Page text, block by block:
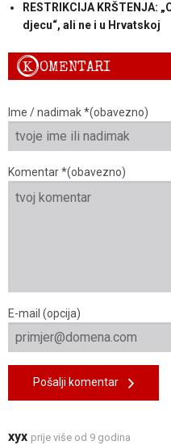
RESTRIKCIJA KRŠTENJA:
djecu“, ali ne i u Hrvatskoj
KOMENTARI
Ime / nadimak *(obavezno)
Komentar *(obavezno)
E-mail (opcija)
Pošalji komentar
xyx prije više od 9 godina